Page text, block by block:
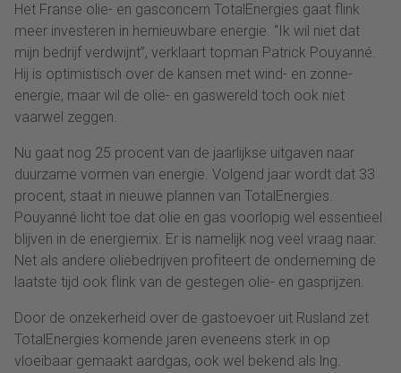
Het Franse olie- en gasconcern TotalEnergies gaat flink
meer investeren in hernieuwbare energie. “Ik wil niet dat
mijn bedrijf verdwijnt”, verklaart topman Patrick Pouyanné.
Hij is optimistisch over de kansen met wind- en zonne-
energie, maar wil de olie- en gaswereld toch ook niet
vaarwel zeggen.
Nu gaat nog 25 procent van de jaarlijkse uitgaven naar
duurzame vormen van energie. Volgend jaar wordt dat 33
procent, staat in nieuwe plannen van TotalEnergies.
Pouyanné licht toe dat olie en gas voorlopig wel essentieel
blijven in de energiemix. Er is namelijk nog veel vraag naar.
Net als andere oliebedrijven profiteert de onderneming de
laatste tijd ook flink van de gestegen olie- en gasprijzen.
Door de onzekerheid over de gastoevoer uit Rusland zet
TotalEnergies komende jaren eveneens sterk in op
vloeibaar gemaakt aardgas, ook wel bekend als lng.